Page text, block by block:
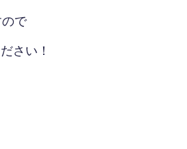
で
さい！